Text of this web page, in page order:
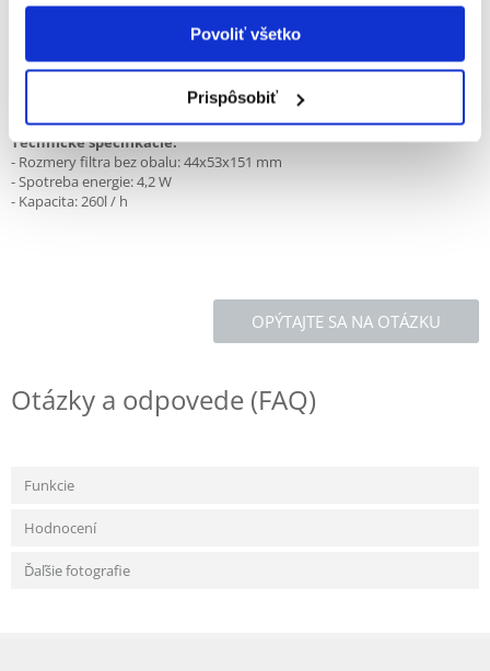
Povoliť všetko
Prispôsobiť
30-60 L.
Štartovacia súprava obsahuje:
- Huba s vhodne nastavenou hustotou, ktorá umožňuje udržanie
vysokých parametrov filtrácie v čo najdlhšom čase
- Rám s prísavkami pre montáž na stenu akvária
Technické špecifikácie:
- Rozmery filtra bez obalu: 44x53x151 mm
- Spotreba energie: 4,2 W
- Kapacita: 260l / h
OPÝTAJTE SA NA OTÁZKU
Otázky a odpovede (FAQ)
Funkcie
Hodnocení
Ďaľšie fotografie